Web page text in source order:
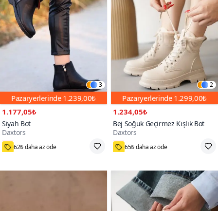
3
Pazaryerlerinde 1.239,00₺
1.177,05₺
Siyah Bot
Daxtors
27000+
62₺ daha az öde
2
Pazaryerlerinde 1.299,00₺
1.234,05₺
Bej Soğuk Geçirmez Kışlık Bot
Daxtors
4000+
65₺ daha az öde